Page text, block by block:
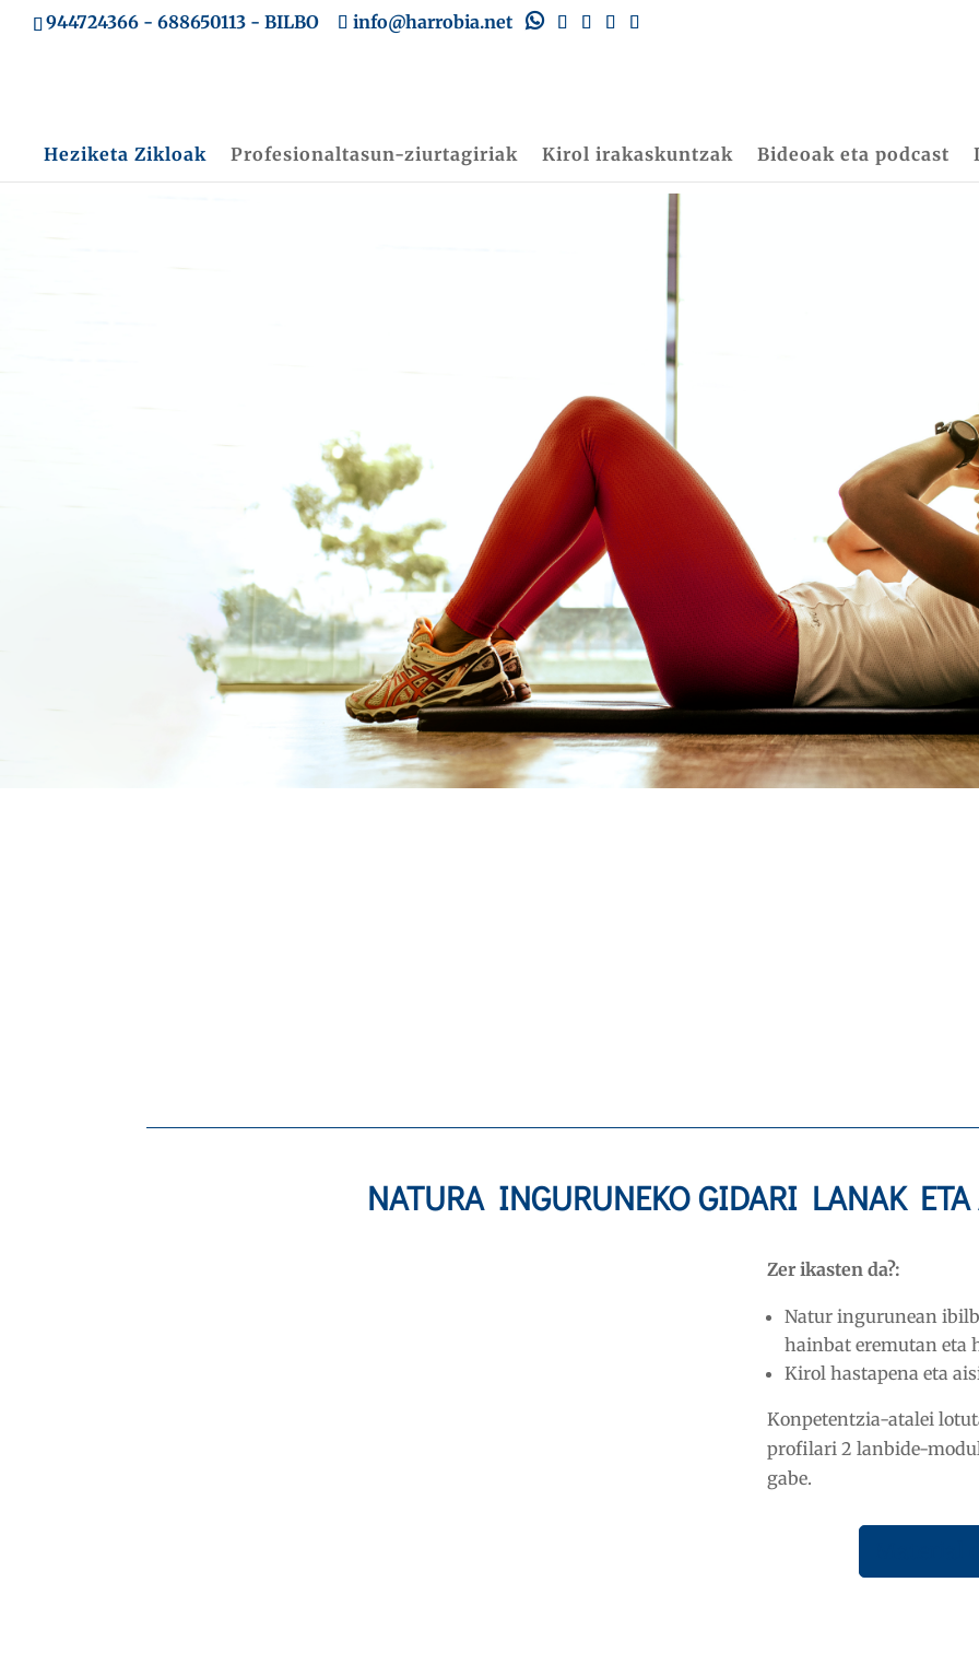
944724366 - 688650113 - BILBO info@harrobia.net
Heziketa Zikloak Profesionaltasun-ziurtagiriak Kirol irakaskuntzak Bideoak eta podcast
NATURA INGURUNEKO GIDARI LANAK
Zer ikasten da?:
Natur ingurunean
hainbat eremutan eta
Kirol hastapena eta
Konpetentzia-atalei
profilari 2 lanbide-
gabe.